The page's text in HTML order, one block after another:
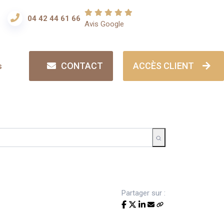
04 42 44 61 66
Avis Google
ACCÈS CLIENT
CONTACT
Partager sur :